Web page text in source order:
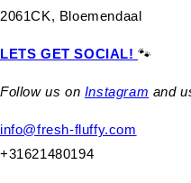
2061CK, Bloemendaal
LETS GET SOCIAL!🐾
Follow us on Instagram and
info@fresh-fluffy.com
+31621480194